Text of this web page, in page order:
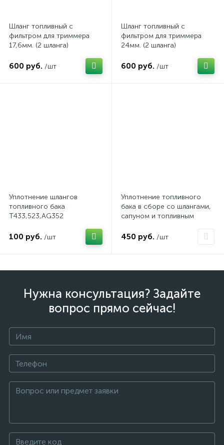
Шланг топливный с
фильтром для триммера
17,6мм. (2 шланга)
600 руб. /шт
Шланг топливный с
фильтром для триммера
24мм. (2 шланга)
600 руб. /шт
Уплотнение шлангов
топливного бака
Т433,523,AG352
100 руб. /шт
Уплотнение топливного
бака в сборе со шлангами,
сапуном и топливным
(1700048)
450 руб. /шт
Нужна консультация? Задайте
вопрос прямо сейчас!